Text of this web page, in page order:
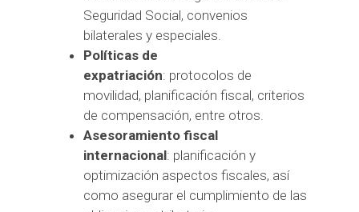
Seguridad Social, convenios
bilaterales y especiales.
Políticas de
expatriación: protocolos de
movilidad, planificación fiscal, criterios
de compensación, entre otros.
Asesoramiento fiscal
internacional: planificación y
optimización aspectos fiscales, así
como asegurar el cumplimiento de las